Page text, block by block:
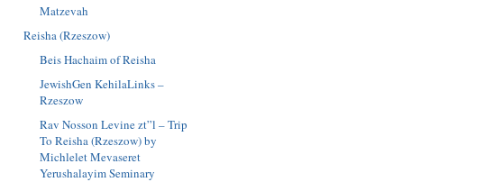
Matzevah
Reisha (Rzeszow)
Beis Hachaim of Reisha
JewishGen KehilaLinks –
Rzeszow
Rav Nosson Levine zt”l – Trip
To Reisha (Rzeszow) by
Michlelet Mevaseret
Yerushalayim Seminary